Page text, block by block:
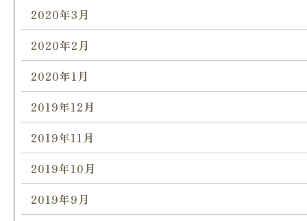
2020年3月
2020年2月
2020年1月
2019年12月
2019年11月
2019年10月
2019年9月